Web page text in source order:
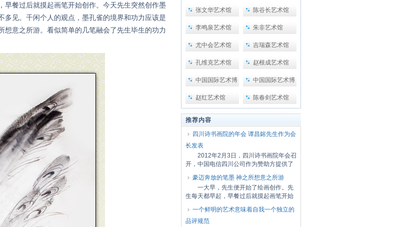
餐过后就摸起画笔开始创作。今天先生突然创作墨
见。千闲个人的观点，墨孔雀的境界和功力应该是
意之所游。看似简单的几笔融会了先生毕生的功力
张文华艺术馆 陈谷长艺术馆
李鸣泉艺术馆 朱非艺术馆
尤中会艺术馆 吉瑞森艺术馆
孔维克艺术馆 赵根成艺术馆
中国国际艺术博
览会
中国国际艺术博
览会2
赵红艺术馆 陈春剑艺术馆
推荐内容
四川诗书画院的年会 谭昌鎔先生作为会
长发表
2012年2月3日，四川诗书画院年会召
开，中国电信四川公司作为赞助方提供了
豪迈奔放的笔墨 神之所想意之所游
一大早，先生便开始了绘画创作。先
生每天都早起，早餐过后就摸起画笔开始
一个鲜明的艺术意味着自我一个独立的
品评规范